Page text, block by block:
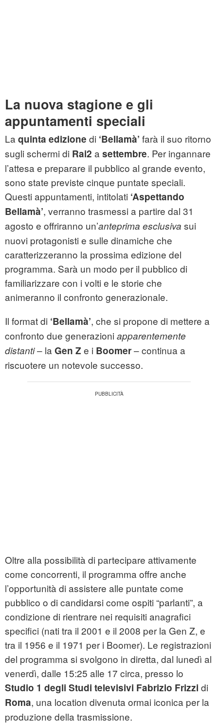
La nuova stagione e gli
appuntamenti speciali
La quinta edizione di ‘Bellamà’ farà il suo ritorno
sugli schermi di Rai2 a settembre. Per ingannare
l’attesa e preparare il pubblico al grande evento,
sono state previste cinque puntate speciali.
Questi appuntamenti, intitolati ‘Aspettando
Bellamà’, verranno trasmessi a partire dal 31
agosto e offriranno un’anteprima esclusiva sui
nuovi protagonisti e sulle dinamiche che
caratterizzeranno la prossima edizione del
programma. Sarà un modo per il pubblico di
familiarizzare con i volti e le storie che
animeranno il confronto generazionale.
Il format di ‘Bellamà’, che si propone di mettere a
confronto due generazioni apparentemente
distanti– la Gen Z e i Boomer– continua a
riscuotere un notevole successo.
Oltre alla possibilità di partecipare attivamente
come concorrenti, il programma offre anche
l’opportunità di assistere alle puntate come
pubblico o di candidarsi come ospiti “parlanti”, a
condizione di rientrare nei requisiti anagrafici
specifici (nati tra il 2001 e il 2008 per la Gen Z, e
tra il 1956 e il 1971 per i Boomer). Le registrazioni
del programma si svolgono in diretta, dal lunedì al
venerdì, dalle 15:25 alle 17 circa, presso lo
Studio 1 degli Studi televisivi Fabrizio Frizzi di
Roma, una location divenuta ormai iconica per la
produzione della trasmissione.